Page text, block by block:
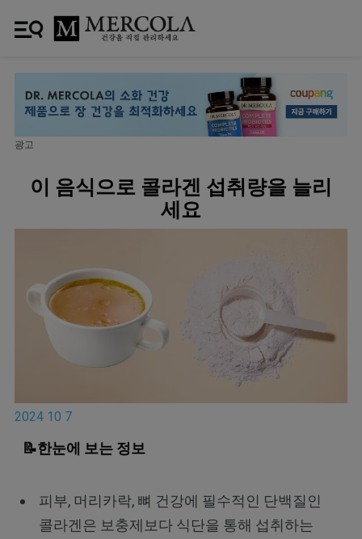
광고
이 음식으로 콜라겐 섭취량을 늘리
세요
2024 10 7
📝한눈에 보는 정보
피부, 머리카락, 뼈 건강에 필수적인 단백질인
콜라겐은 보충제보다 식단을 통해 섭취하는